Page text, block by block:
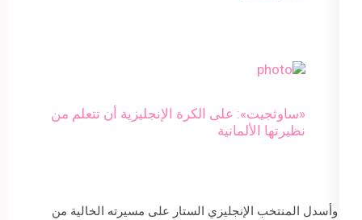
«ساوثجيت»: على الكرة الإنجليزية أن تتعلم من
نظيرتها الألمانية
وأسدل المنتخب الإنجليزي الستار على مسيرته الخالية من